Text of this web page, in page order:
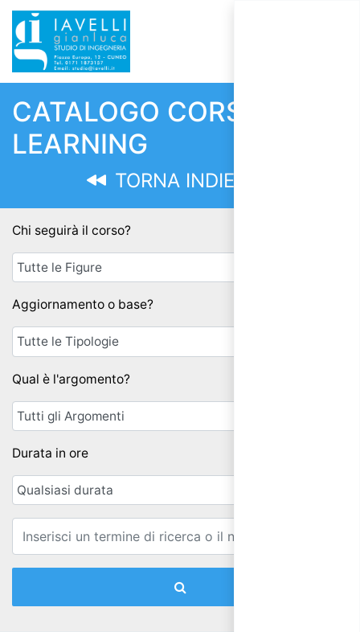
CATALOGO CORSI E-
LEARNING
TORNA INDIETRO
Chi seguirà il corso?
Aggiornamento o base?
Qual è l'argomento?
Durata in ore